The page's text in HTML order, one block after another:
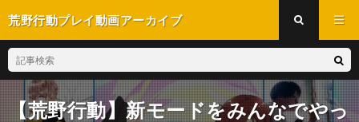
荒野行動プレイ動画アーカイブ
【荒野行動】新モードをみんなでやっ